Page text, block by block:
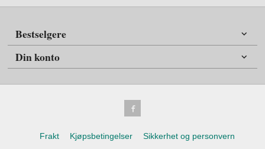
Bestselgere
Din konto
Frakt Kjøpsbetingelser Sikkerhet og personvern